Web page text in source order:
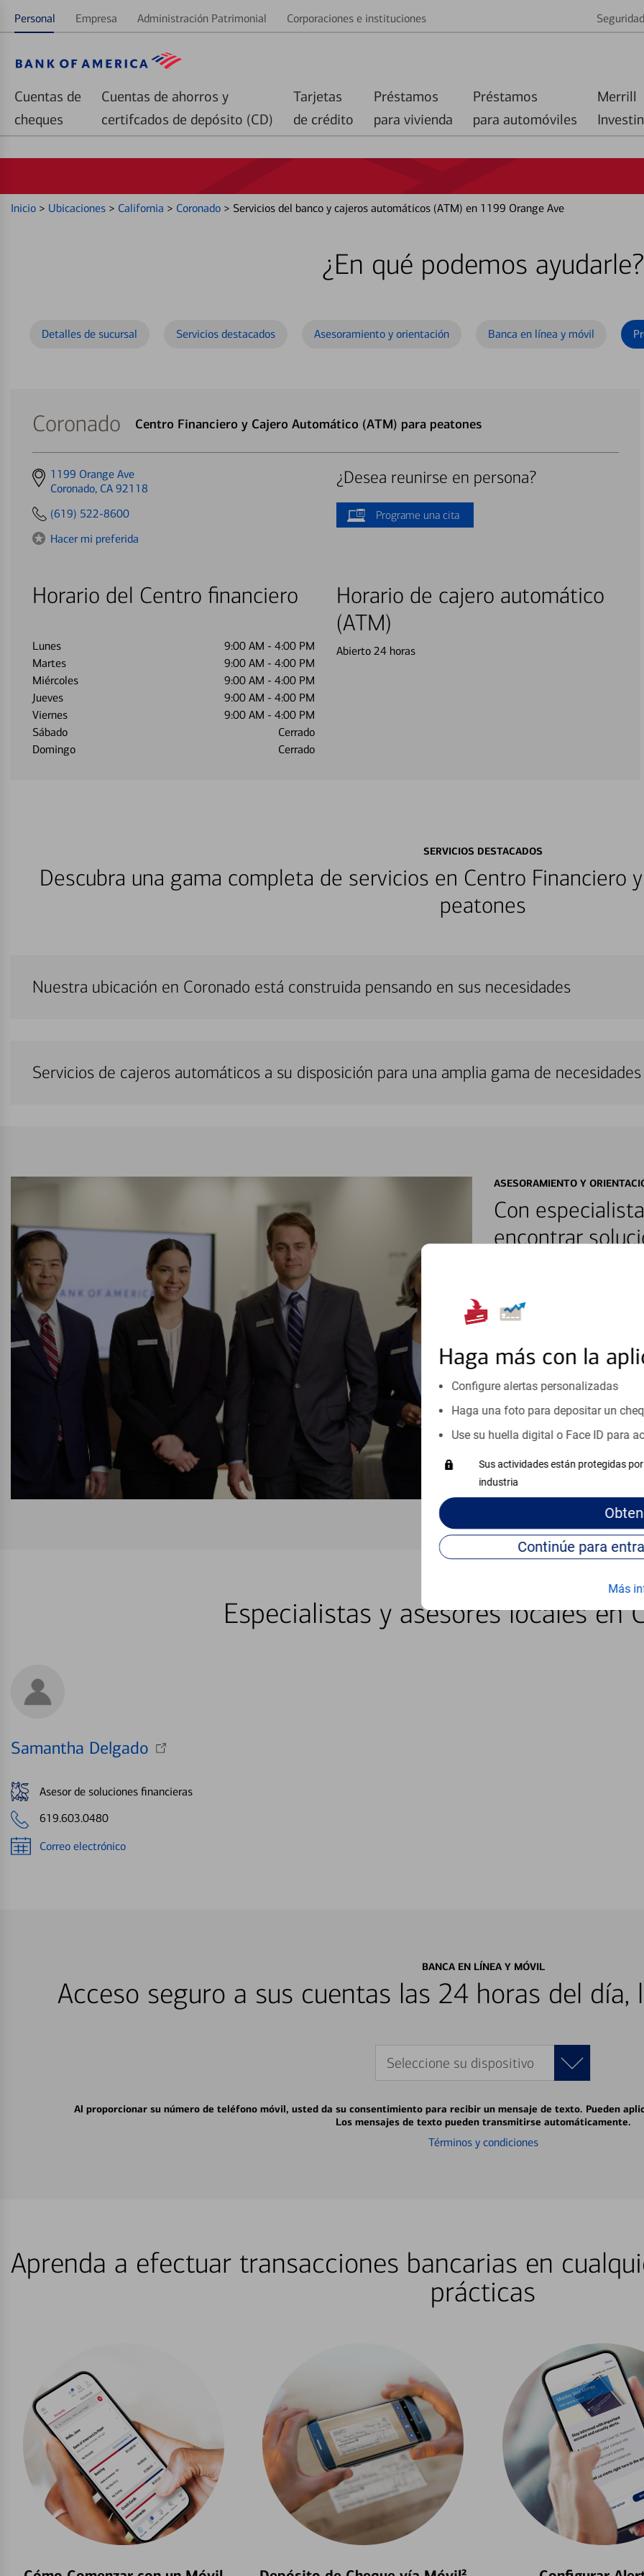
Personal Empresa Administración Patrimonial Corporaciones e instituciones Seguridad
Cuentas de
cheques
Cuentas de ahorros y
certifcados de depósito (CD)
Tarjetas
de crédito
Préstamos
para vivienda
Préstamos
para automóviles
Merrill
Haga más con la
Configure alertas personalizadas
Haga una foto para depositar un
Use su huella digital o Face ID para
Sus actividades están protegidas
industria
Más
Inicio > Ubicaciones > California > Coronado > Servicios del banco y cajeros automáticos (ATM) en 1199 Orange Ave
¿En qué podemos ayudarle?
Detalles de sucursal Servicios destacados Asesoramiento y orientación Banca en línea y móvil
Coronado Centro Financiero y Cajero Automático (ATM) para peatones
Get
directions
1199 Orange Ave
Coronado, CA 92118
(619) 522-8600
Hacer mi preferida
Horario del Centro financiero
Lunes 9:00 AM - 4:00 PM
Martes
9:00 AM - 4:00 PM
Miércoles
9:00 AM - 4:00 PM
Jueves
9:00 AM - 4:00 PM
Viernes
9:00 AM - 4:00 PM
Sábado
Cerrado
Domingo
Cerrado
¿Desea reunirse en persona?
Programe una cita
Horario de cajero automático
(ATM)
Abierto 24 horas
SERVICIOS DESTACADOS
Descubra una gama completa de servicios en Centro Financiero
peatones
Nuestra ubicación en Coronado está construida pensando en sus necesidades
Servicios de cajeros automáticos a su disposición para una amplia gama de
ASESORAMIENTO Y
Con
encontrar
Reúnase con especialistas
orientación que necesita, en
personales, hasta el ahorro
inicio o crecimiento de su
esté listo, un especialista
Vea si nuestro centro de
Visite nuestro centro de ayuda
Especialistas y asesores locales en
Samantha Delgado
Asesor de soluciones financieras
619.603.0480
Correo electrónico
BANCA EN LÍNEA Y MÓVIL
Acceso seguro a sus cuentas las 24 horas del día,
Seleccione su dispositivo
Al proporcionar su número de teléfono móvil, usted da su consentimiento para recibir un mensaje de texto. Pueden
Los mensajes de texto pueden transmitirse automáticamente.
Términos y condiciones
Aprenda a efectuar transacciones bancarias en
prácticas